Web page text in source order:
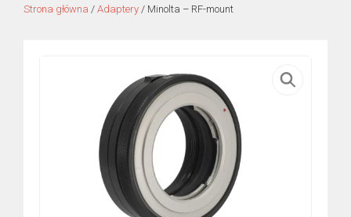
Strona główna / Adaptery / Minolta – RF-mount